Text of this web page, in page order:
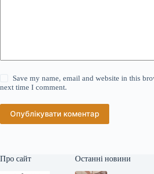
Save my name, email and website in this
next time I comment.
Опублікувати коментар
Про сайт Останні новини